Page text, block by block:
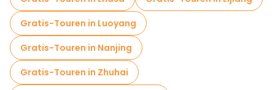
Kostenlose Führungen in der Nähe Ciqikou, Chongqing
Gratis-Touren in Luoyang
Gratis-Touren in Nanjing
Gratis-Touren in Zhuhai